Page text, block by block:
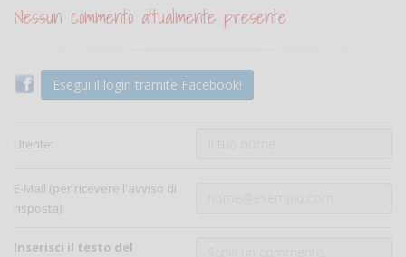
Nessun commento attualmente presente
Esegui il login tramite Facebook!
Utente:
E-Mail (per ricevere l'avviso di
risposta)
Inserisci il testo del